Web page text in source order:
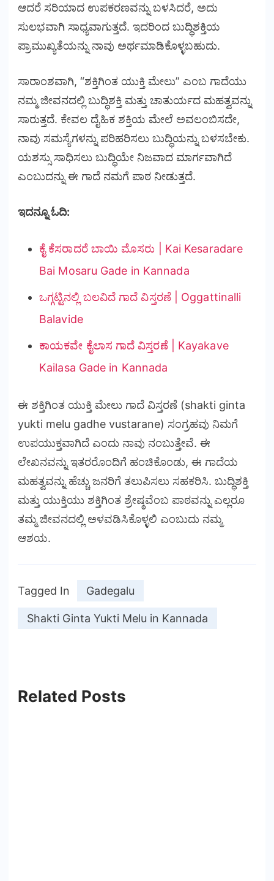
ಆದರೆ ಸರಿಯಾದ ಉಪಕರಣವನ್ನು ಬಳಸಿದರೆ, ಅದು
ಸುಲಭವಾಗಿ ಸಾಧ್ಯವಾಗುತ್ತದೆ. ಇದರಿಂದ ಬುದ್ಧಿಶಕ್ತಿಯ
ಪ್ರಾಮುಖ್ಯತೆಯನ್ನು ನಾವು ಅರ್ಥಮಾಡಿಕೊಳ್ಳಬಹುದು.
ಸಾರಾಂಶವಾಗಿ, “ಶಕ್ತಿಗಿಂತ ಯುಕ್ತಿ ಮೇಲು” ಎಂಬ ಗಾದೆಯು
ನಮ್ಮ ಜೀವನದಲ್ಲಿ ಬುದ್ಧಿಶಕ್ತಿ ಮತ್ತು ಚಾತುರ್ಯದ ಮಹತ್ವವನ್ನು
ಸಾರುತ್ತದೆ. ಕೇವಲ ದೈಹಿಕ ಶಕ್ತಿಯ ಮೇಲೆ ಅವಲಂಬಿಸದೇ,
ನಾವು ಸಮಸ್ಯೆಗಳನ್ನು ಪರಿಹರಿಸಲು ಬುದ್ಧಿಯನ್ನು ಬಳಸಬೇಕು.
ಯಶಸ್ಸು ಸಾಧಿಸಲು ಬುದ್ಧಿಯೇ ನಿಜವಾದ ಮಾರ್ಗವಾಗಿದೆ
ಎಂಬುದನ್ನು ಈ ಗಾದೆ ನಮಗೆ ಪಾಠ ನೀಡುತ್ತದೆ.
ಇದನ್ನೂ ಓದಿ:
ಕೈ ಕೆಸರಾದರೆ ಬಾಯಿ ಮೊಸರು | Kai Kesaradare
Bai Mosaru Gade in Kannada
ಒಗ್ಗಟ್ಟಿನಲ್ಲಿ ಬಲವಿದೆ ಗಾದೆ ವಿಸ್ತರಣೆ | Oggattinalli
Balavide
ಕಾಯಕವೇ ಕೈಲಾಸ ಗಾದೆ ವಿಸ್ತರಣೆ | Kayakave
Kailasa Gade in Kannada
ಈ ಶಕ್ತಿಗಿಂತ ಯುಕ್ತಿ ಮೇಲು ಗಾದೆ ವಿಸ್ತರಣೆ (shakti ginta
yukti melu gadhe vustarane) ಸಂಗ್ರಹವು ನಿಮಗೆ
ಉಪಯುಕ್ತವಾಗಿದೆ ಎಂದು ನಾವು ನಂಬುತ್ತೇವೆ. ಈ
ಲೇಖನವನ್ನು ಇತರರೊಂದಿಗೆ ಹಂಚಿಕೊಂಡು, ಈ ಗಾದೆಯ
ಮಹತ್ವವನ್ನು ಹೆಚ್ಚು ಜನರಿಗೆ ತಲುಪಿಸಲು ಸಹಕರಿಸಿ. ಬುದ್ಧಿಶಕ್ತಿ
ಮತ್ತು ಯುಕ್ತಿಯು ಶಕ್ತಿಗಿಂತ ಶ್ರೇಷ್ಠವೆಂಬ ಪಾಠವನ್ನು ಎಲ್ಲರೂ
ತಮ್ಮ ಜೀವನದಲ್ಲಿ ಅಳವಡಿಸಿಕೊಳ್ಳಲಿ ಎಂಬುದು ನಮ್ಮ
ಆಶಯ.
Tagged In Gadegalu
Shakti Ginta Yukti Melu in Kannada
Related Posts